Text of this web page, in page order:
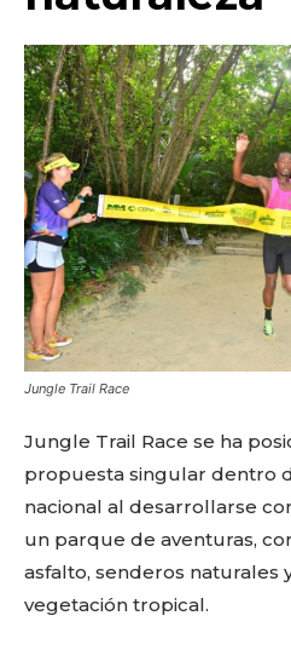
Jungle Trail Race
Jungle Trail Race se ha
propuesta singular dentro
nacional al desarrollarse
un parque de aventuras,
asfalto, senderos naturales
vegetación tropical.